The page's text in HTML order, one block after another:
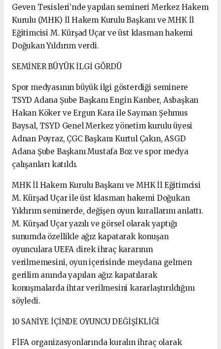
Geven Tesisleri’nde yapılan semineri Merkez Hakem
Kurulu (MHK) İl Hakem Kurulu Başkanı ve MHK İl
Eğitimcisi M. Kürşad Uçar ve üst klasman hakemi
Doğukan Yıldırım verdi.
SEMİNER BÜYÜK İLGİ GÖRDÜ
Spor medyasının büyük ilgi gösterdiği seminere
TSYD Adana Şube Başkanı Engin Kanber, Asbaşkan
Hakan Köker ve Ergun Kara ile Sayman Şehmus
Baysal, TSYD Genel Merkez yönetim kurulu üyesi
Adnan Poyraz, ÇGC Başkanı Kurtul Çakın, ASGD
Adana Şube Başkanı Mustafa Boz ve spor medya
çalışanları katıldı.
MHK İl Hakem Kurulu Başkanı ve MHK İl Eğitimcisi
M. Kürşad Uçar ile üst klasman hakemi Doğukan
Yıldırım seminerde, değişen oyun kurallarını anlattı.
M. Kürşad Uçar yazılı ve görsel olarak yaptığı
sunumda özellikle ağız kapatarak konuşan
oyunculara UEFA direk ihraç kararının
verilmemesini, oyun içerisinde meydana gelmen
gerilim anında yapılan ağız kapatılarak
konuşmalarda ihtar verilmesini kararlaştırıldığını
söyledi.
10 SANİYE İÇİNDE OYUNCU DEĞİŞİKLİĞİ
FİFA organizasyonlarında kuralın ihraç olarak